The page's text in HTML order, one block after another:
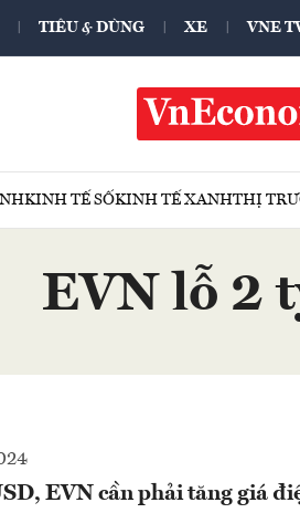
TIÊU & DÙNG XE VNE
KINH TẾ SỐKINH TẾ XANHTHỊ
EVN lỗ 2
EVN cần phải tăng giá